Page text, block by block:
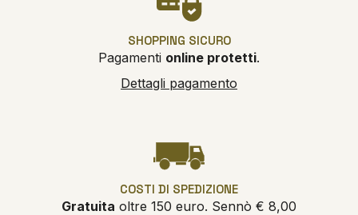
SHOPPING SICURO
Pagamenti online protetti.
Dettagli pagamento
COSTI DI SPEDIZIONE
Gratuita oltre 150 euro. Sennò € 8,00